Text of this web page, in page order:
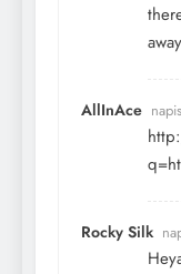
AllInAce
Rocky Silk